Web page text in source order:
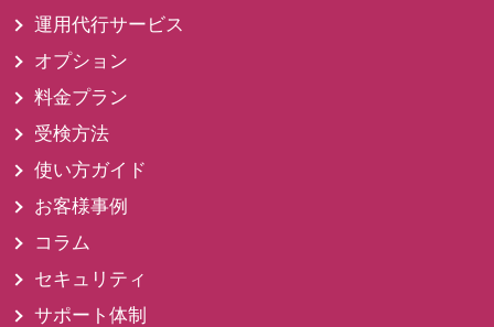
運用代行サービス
オプション
料金プラン
受検方法
使い方ガイド
お客様事例
コラム
セキュリティ
サポート体制